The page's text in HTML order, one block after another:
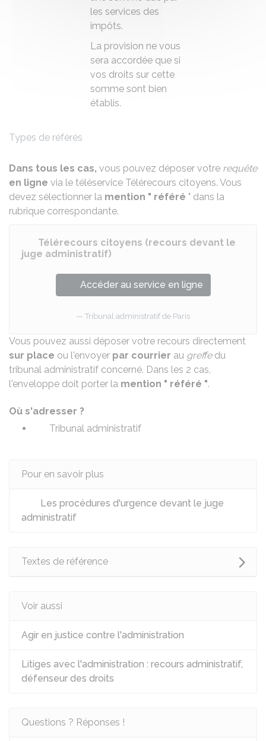
Types de référés
les services des
impôts.
La provision ne vous
sera accordée que si
vos droits sur cette
somme sont bien
établis.
Dans tous les cas, vous pouvez déposer votre requête
en ligne via le téléservice Télérecours citoyens. Vous
devez sélectionner la mention " référé " dans la
rubrique correspondante.
Télérecours citoyens (recours devant le
juge administratif)
Accéder au service en ligne
Tribunal administratif de Paris
Vous pouvez aussi déposer votre recours directement
sur place ou l'envoyer par courrier au greffedu
tribunal administratif concerné. Dans les 2 cas,
l'enveloppe doit porter la mention " référé ".
Où s'adresser ?
Tribunal administratif
Pour en savoir plus
Les procédures d'urgence devant le juge
administratif
Textes de référence
Voir aussi
Agir en justice contre l'administration
Litiges avec l'administration : recours administratif,
défenseur des droits
Questions ? Réponses !